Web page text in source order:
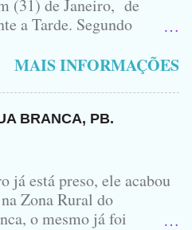
NA FOTO VOCÊS
QUE TODAS...
(31) de Janeiro, de
a Tarde. Segundo
Karlota, aqui em
de dois Elementos. [83]9
você souber de alguma
favor avisar através deste
tá Desesperada.
MAIS INFORMAÇÕES
BRANCA, PB.
já está preso, ele acabou
Zona Rural do
o mesmo já foi